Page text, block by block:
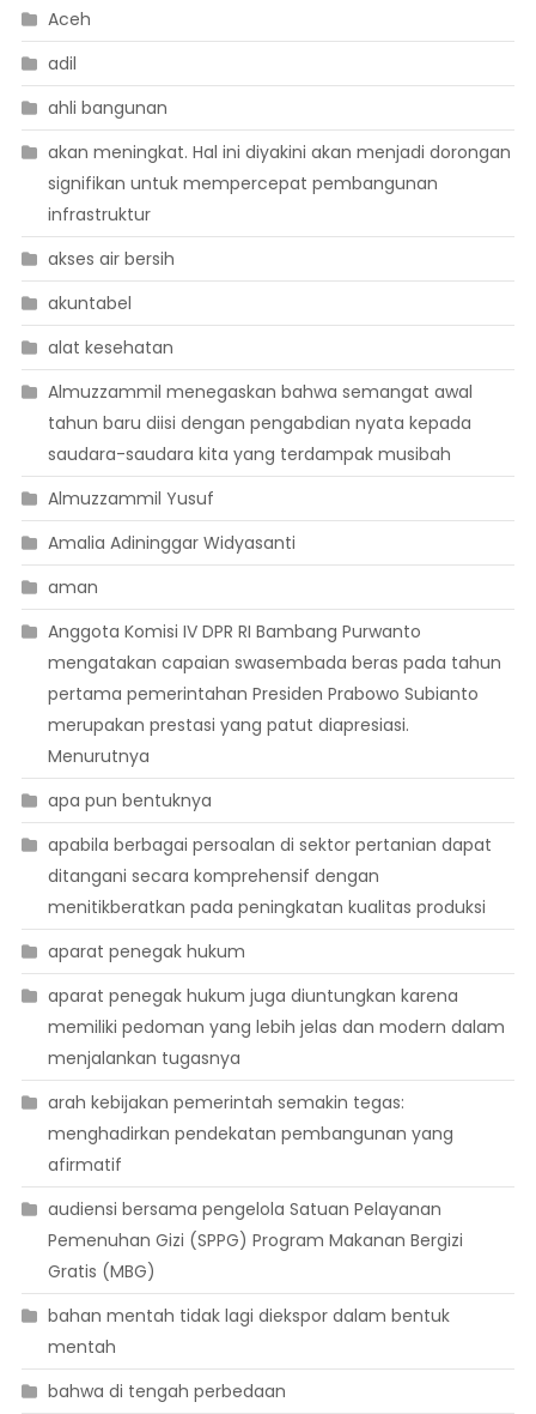
Aceh
adil
ahli bangunan
akan meningkat. Hal ini diyakini akan menjadi dorongan
signifikan untuk mempercepat pembangunan
infrastruktur
akses air bersih
akuntabel
alat kesehatan
Almuzzammil menegaskan bahwa semangat awal
tahun baru diisi dengan pengabdian nyata kepada
saudara-saudara kita yang terdampak musibah
Almuzzammil Yusuf
Amalia Adininggar Widyasanti
aman
Anggota Komisi IV DPR RI Bambang Purwanto
mengatakan capaian swasembada beras pada tahun
pertama pemerintahan Presiden Prabowo Subianto
merupakan prestasi yang patut diapresiasi.
Menurutnya
apa pun bentuknya
apabila berbagai persoalan di sektor pertanian dapat
ditangani secara komprehensif dengan
menitikberatkan pada peningkatan kualitas produksi
aparat penegak hukum
aparat penegak hukum juga diuntungkan karena
memiliki pedoman yang lebih jelas dan modern dalam
menjalankan tugasnya
arah kebijakan pemerintah semakin tegas:
menghadirkan pendekatan pembangunan yang
afirmatif
audiensi bersama pengelola Satuan Pelayanan
Pemenuhan Gizi (SPPG) Program Makanan Bergizi
Gratis (MBG)
bahan mentah tidak lagi diekspor dalam bentuk
mentah
bahwa di tengah perbedaan